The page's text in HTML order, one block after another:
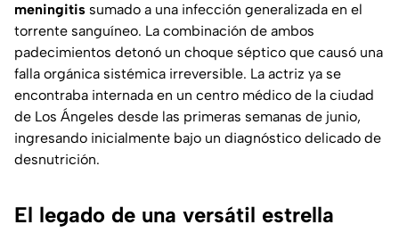
meningitis sumado a una infección generalizada en el
torrente sanguíneo. La combinación de ambos
padecimientos detonó un choque séptico que causó una
falla orgánica sistémica irreversible. La actriz ya se
encontraba internada en un centro médico de la ciudad
de Los Ángeles desde las primeras semanas de junio,
ingresando inicialmente bajo un diagnóstico delicado de
desnutrición.
El legado de una versátil estrella